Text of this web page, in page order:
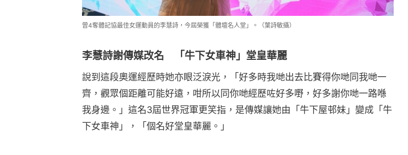
曾4奪體記協最佳女運動員的李慧詩，今屆榮獲「體壇名人堂」。（葉詩敏攝）
李慧詩謝傳媒改名 「牛下女車神」堂皇華麗
說到這段奧運經歷時她亦眼泛淚光，「好多時我哋出去比賽得你哋同我哋一
齊，觀眾個距離可能好遠，咁所以同你哋經歷咗好多嘢，好多謝你哋一路喺
我身邊。」這名3屆世界冠軍更笑指，是傳媒讓她由「牛下屋邨妹」變成「牛
下女車神」，「個名好堂皇華麗。」